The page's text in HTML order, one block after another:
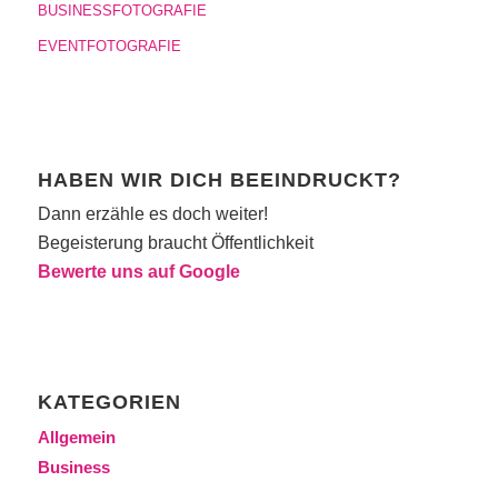
BUSINESSFOTOGRAFIE
EVENTFOTOGRAFIE
HABEN WIR DICH BEEINDRUCKT?
Dann erzähle es doch weiter!
Begeisterung braucht Öffentlichkeit
Bewerte uns auf Google
KATEGORIEN
Allgemein
Business